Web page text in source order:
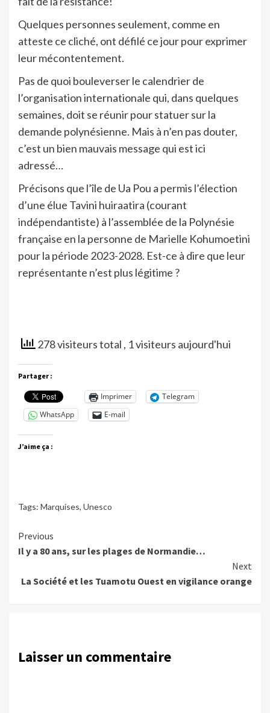
Quelques personnes seulement, comme en
atteste ce cliché, ont défilé ce jour pour exprimer
leur mécontentement.
Pas de quoi bouleverser le calendrier de
l’organisation internationale qui, dans quelques
semaines, doit se réunir pour statuer sur la
demande polynésienne. Mais à n’en pas douter,
c’est un bien mauvais message qui est ici
adressé…
Précisons que l’île de Ua Pou a permis l’élection
d’une élue Tavini huiraatira (courant
indépendantiste) à l’assemblée de la Polynésie
française en la personne de Marielle Kohumoetini
pour la période 2023-2028. Est-ce à dire que leur
représentante n’est plus légitime ?
278 visiteurs total , 1 visiteurs aujourd'hui
Partager :
Imprimer
Telegram
WhatsApp
E-mail
J’aime ça :
Tags: Marquises, Unesco
Continue
Reading
Previous
Il y a 80 ans, sur les plages de Normandie…
Next
La Société et les Tuamotu Ouest en vigilance orange
Laisser un commentaire